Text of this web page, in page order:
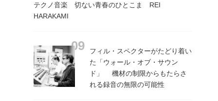
テクノ音楽 切ない青春のひとこま REI
HARAKAMI
フィル・スペクターがたどり着い
た「ウォール・オブ・サウン
ド」 機材の制限からもたらさ
れる録音の無限の可能性